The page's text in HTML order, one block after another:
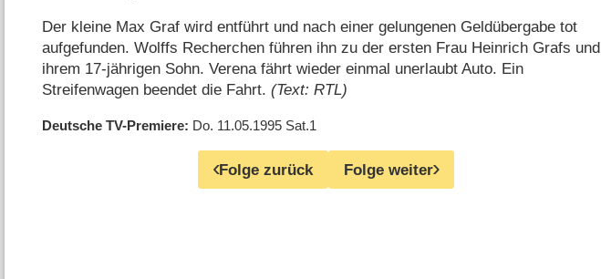
Der kleine Max Graf wird entführt und nach einer gelungenen Geldübergabe tot
aufgefunden. Wolffs Recherchen führen ihn zu der ersten Frau Heinrich Grafs und
ihrem 17-jährigen Sohn. Verena fährt wieder einmal unerlaubt Auto. Ein
Streifenwagen beendet die Fahrt.(Text: RTL)
Deutsche TV-Premiere Do. 11.05.1995 Sat.1
Folge zurück Folge weiter